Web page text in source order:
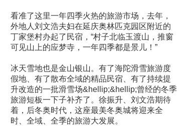
看准了这里一年四季火热的旅游市场，去年，
外地人刘文浩夫妇在延庆奥林匹克园区附近的
丁家堡村办起了民宿，“村子北临玉渡山，推窗
可见山上的应梦寺，一年四季都是景儿！”
冰天雪地也是金山银山。有了海陀滑雪旅游度
假地、有了散布全域的精品民宿、有了持续提
升改造的一批滑雪场&hellip;&hellip;曾经的冬季
旅游短板一下子补齐了。徐振升、刘文浩期待
着，后冬奥时代，这座最美冬奥城将迎来全
时、全域、全季的旅游大发展。